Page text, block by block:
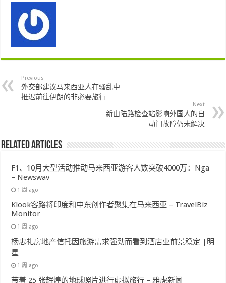
Previous
外交部建议马来西亚人在骚乱中
推迟前往伊朗的非必要旅行
Next
新山陆路检查站影响外国人的自
动门故障仍未解决
Related Articles
F1、10月大型活动推动马来西亚游客人数突破4000万：Nga
– Newswav
1 周 ago
Klook客路将印度和中东创作者聚集在马来西亚 – TravelBiz
Monitor
1 周 ago
杨忠礼房地产信托因旅游需求强劲而看到酒店业前景稳定 |明
星
1 周 ago
带着 25 张辉煌的地球照片进行虚拟旅行 – 雅虎新闻